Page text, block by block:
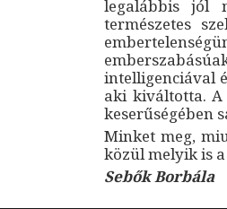
legalábbis jól
természetes
intelligenciával
aki kiváltotta.
keserűségében
Minket meg,
közül melyik is
Sebők Borbála